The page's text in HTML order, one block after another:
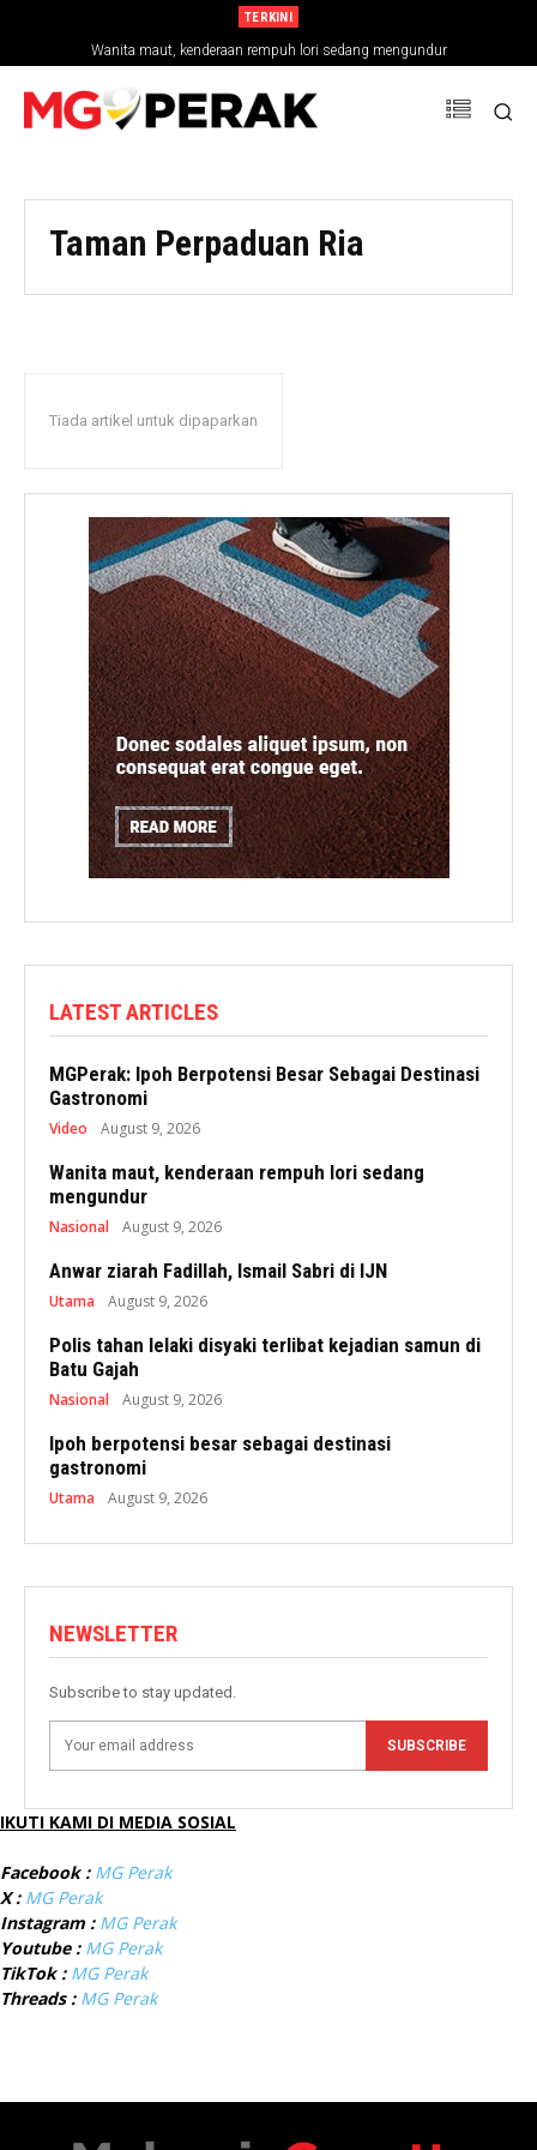
TERKINI
Wanita maut, kenderaan rempuh lori sedang mengundur
Taman Perpaduan Ria
Tiada artikel untuk dipaparkan
LATEST ARTICLES
MGPerak: Ipoh Berpotensi Besar Sebagai Destinasi
Gastronomi
Video August 9, 2026
Wanita maut, kenderaan rempuh lori sedang
mengundur
Nasional August 9, 2026
Anwar ziarah Fadillah, Ismail Sabri di IJN
Utama August 9, 2026
Polis tahan lelaki disyaki terlibat kejadian samun di
Batu Gajah
Nasional August 9, 2026
Ipoh berpotensi besar sebagai destinasi
gastronomi
Utama August 9, 2026
NEWSLETTER
Subscribe to stay updated.
SUBSCRIBE
IKUTI KAMI DI MEDIA SOSIAL
Facebook : MG Perak
X : MG Perak
Instagram : MG Perak
Youtube : MG Perak
TikTok : MG Perak
Threads : MG Perak